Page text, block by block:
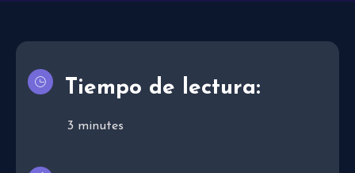
Tiempo de lectura:
3 minutes